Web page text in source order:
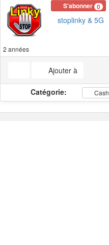
S'abonner 0
stoplinky & 5G
2 années
Ajouter à
Catégorie: Cash